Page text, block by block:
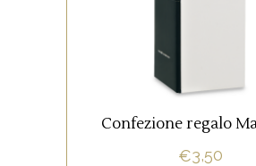
AGGIUNGI AL
Confezione regalo
€3,50